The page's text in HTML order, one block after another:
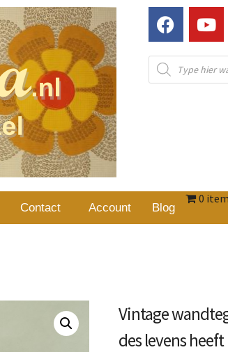
Contact Account Blog
0
Vintage
des levens